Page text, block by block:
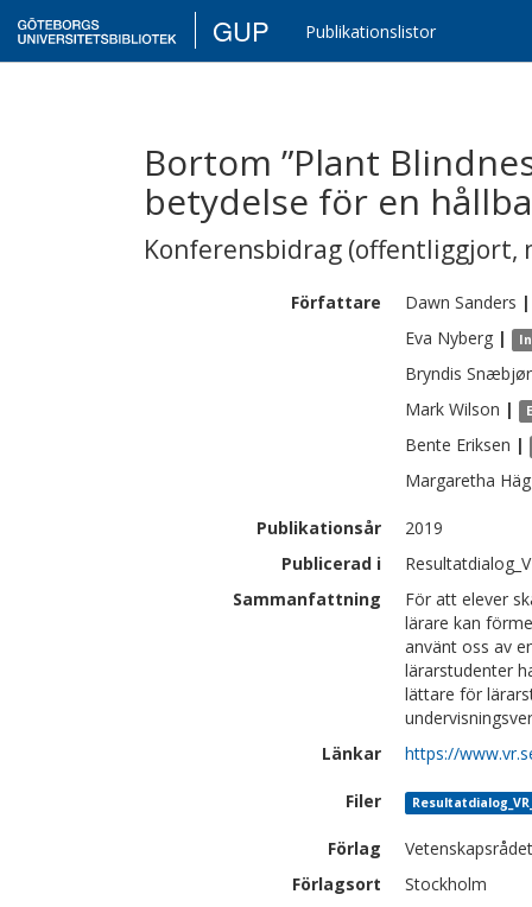
GUP Publikationslistor
Bortom ”Plant
betydelse för en
Konferensbidrag (offentliggjort,
Författare Dawn Sanders |
Eva Nyberg |
Bryndis
Mark Wilson |
Bente Eriksen |
Margaretha
Publikationsår
2019
Publicerad i
Sammanfattning
För att elever
lärare kan
använt oss av
lärarstudenter
lättare för
Länkar
https://
Filer
Förlag
Vetenskapsrådet
Förlagsort
Stockholm